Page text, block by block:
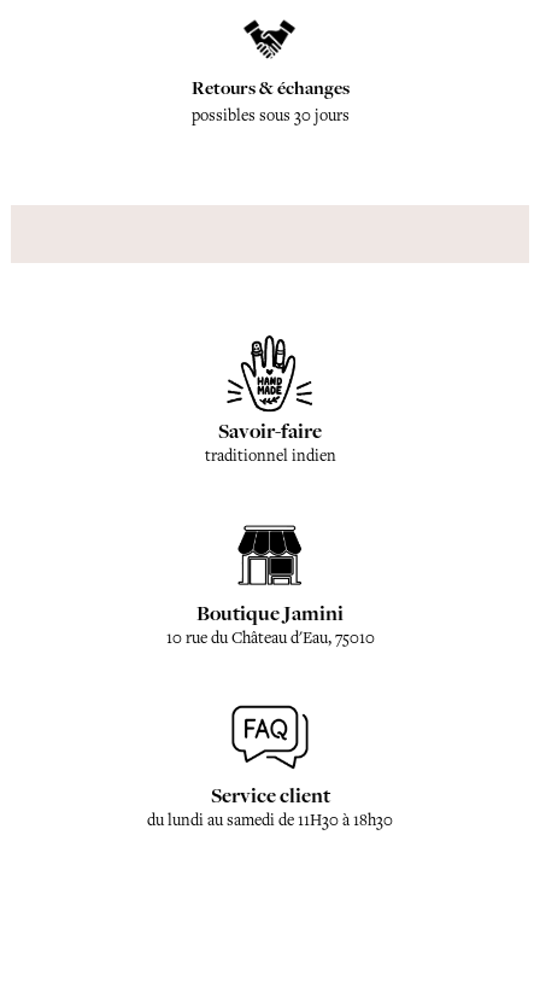
Retours & échanges
possibles sous 30 jours
Savoir-faire
traditionnel indien
Boutique Jamini
10 rue du Château d'Eau, 75010
Service client
du lundi au samedi de 11H30 à 18h30